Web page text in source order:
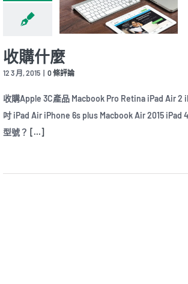
收購什麼
12 3 月, 2015 | 0 條評論
收購Apple 3C產品 Macbook Pro Retina iPad Air 2
吋 iPad Air iPhone 6s plus Macbook Air 2015 iPad
型號？ [...]